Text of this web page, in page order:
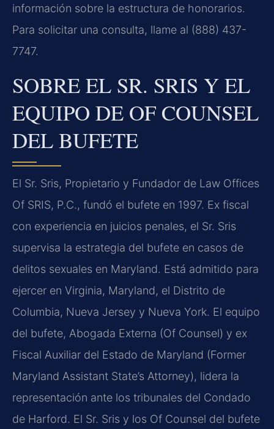
información sobre la estructura de honorarios.
Para solicitar una consulta, llame al (888) 437-
7747.
SOBRE EL SR. SRIS Y EL
EQUIPO DE OF COUNSEL
DEL BUFETE
El Sr. Sris, Propietario y Fundador de Law Offices
Of SRIS, P.C., fundó el bufete en 1997. Ex fiscal
con experiencia en juicios penales, el Sr. Sris
supervisa la estrategia del bufete en casos de
delitos sexuales en Maryland. Está admitido para
ejercer en Virginia, Maryland, el Distrito de
Columbia, Nueva Jersey y Nueva York. El equipo
del bufete, Abogada Externa (Of Counsel) y ex
Fiscal Auxiliar del Estado de Maryland (Former
Maryland Assistant State’s Attorney), lidera la
representación ante los tribunales del Condado
de Harford. El Sr. Sris y los Of Counsel del bufete